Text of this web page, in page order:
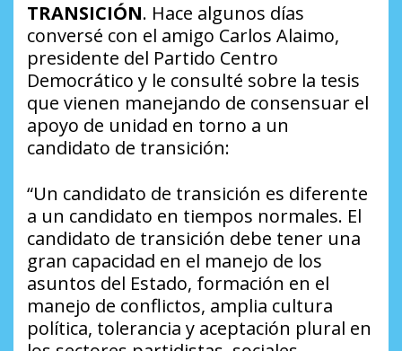
TRANSICIÓN. Hace algunos días
conversé con el amigo Carlos Alaimo,
presidente del Partido Centro
Democrático y le consulté sobre la tesis
que vienen manejando de consensuar el
apoyo de unidad en torno a un
candidato de transición:
“Un candidato de transición es diferente
a un candidato en tiempos normales. El
candidato de transición debe tener una
gran capacidad en el manejo de los
asuntos del Estado, formación en el
manejo de conflictos, amplia cultura
política, tolerancia y aceptación plural en